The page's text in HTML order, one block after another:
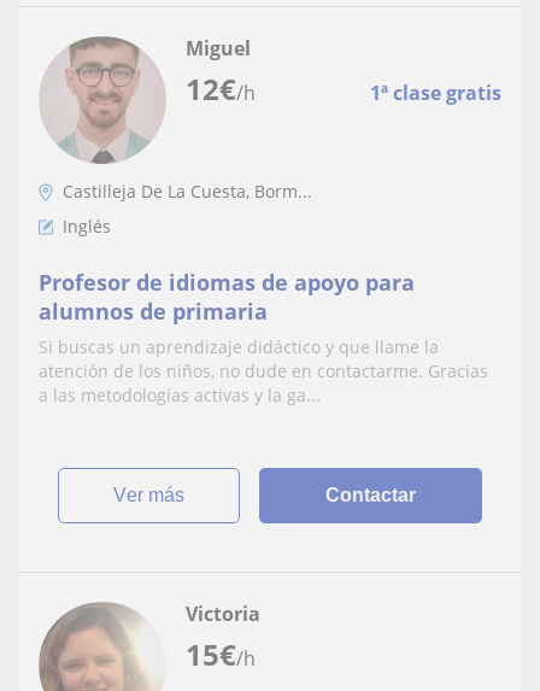
12€/h 1ª clase gratis
Miguel
Castilleja De La Cuesta, Borm...
Inglés
Profesor de idiomas de apoyo para
alumnos de primaria
Si buscas un aprendizaje didáctico y que llame la
atención de los niños, no dude en contactarme. Gracias
a las metodologías activas y la ga...
ver más Contactar
15€/h
Victoria